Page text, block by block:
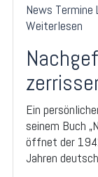
News Termine
Weiterlesen
Ein
seinem Buch
öffnet der
Jahren